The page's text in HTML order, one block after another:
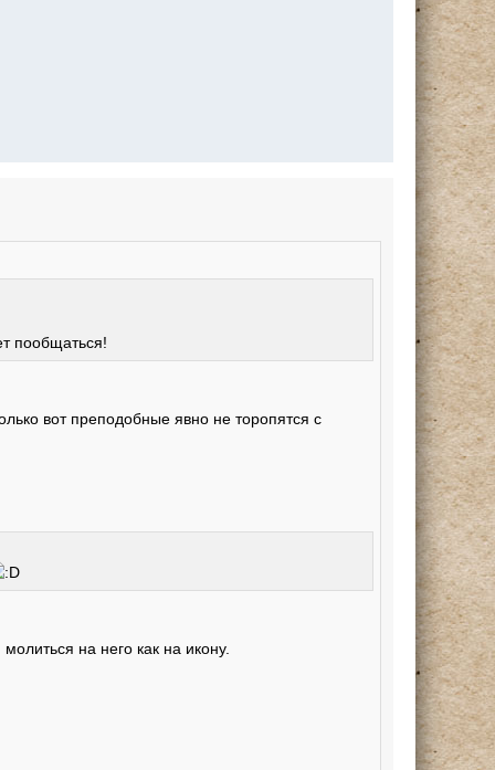
пообщаться!
вот преподобные явно не торопятся с
на него как на икону.